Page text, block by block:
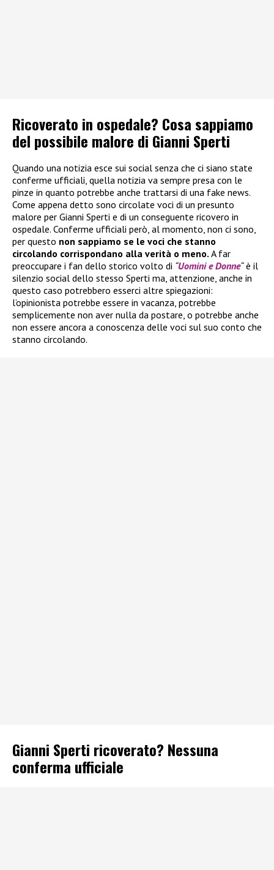
Ricoverato in ospedale? Cosa sappiamo
del possibile malore di Gianni Sperti
Quando una notizia esce sui social senza che ci siano state
conferme ufficiali, quella notizia va sempre presa con le
pinze in quanto potrebbe anche trattarsi di una fake news.
Come appena detto sono circolate voci di un presunto
malore per Gianni Sperti e di un conseguente ricovero in
ospedale. Conferme ufficiali però, al momento, non ci sono,
per questo non sappiamo se le voci che stanno
circolando corrispondano alla verità o meno. A far
preoccupare i fan dello storico volto di “Uomini e Donne“è il
silenzio social dello stesso Sperti ma, attenzione, anche in
questo caso potrebbero esserci altre spiegazioni:
l’opinionista potrebbe essere in vacanza, potrebbe
semplicemente non aver nulla da postare, o potrebbe anche
non essere ancora a conoscenza delle voci sul suo conto che
stanno circolando.
Gianni Sperti ricoverato? Nessuna
conferma ufficiale